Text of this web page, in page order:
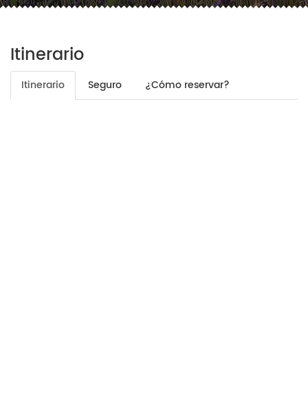
Itinerario
Itinerario Seguro ¿Cómo reservar?